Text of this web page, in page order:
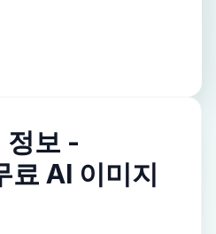
정보 -
AI 이미지